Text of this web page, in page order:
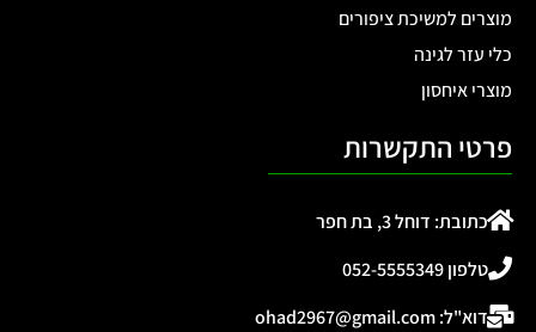
מוצרים למשיכת ציפורים
כלי עזר לגינה
מוצרי איחסון
פרטי התקשרות
כתובת: דוחל 3, בת חפר
טלפון 052-5555349
דוא"ל: ohad2967@gmail.com